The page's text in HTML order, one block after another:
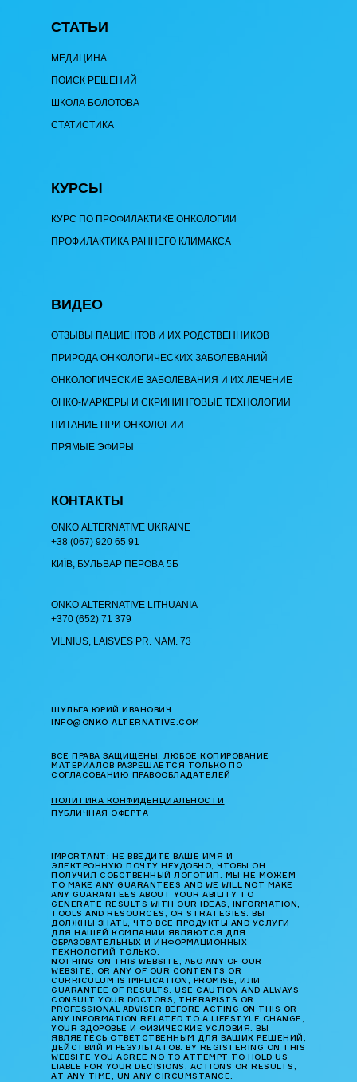
СТАТЬИ
МЕДИЦИНА
ПОИСК РЕШЕНИЙ
ШКОЛА БОЛОТОВА
СТАТИСТИКА
КУРСЫ
КУРС ПО ПРОФИЛАКТИКЕ ОНКОЛОГИИ
ПРОФИЛАКТИКА РАННЕГО КЛИМАКСА
ВИДЕО
ОТЗЫВЫ ПАЦИЕНТОВ И ИХ РОДСТВЕННИКОВ
ПРИРОДА ОНКОЛОГИЧЕСКИХ ЗАБОЛЕВАНИЙ
ОНКОЛОГИЧЕСКИЕ ЗАБОЛЕВАНИЯ И ИХ ЛЕЧЕНИЕ
ОНКО-МАРКЕРЫ И СКРИНИНГОВЫЕ ТЕХНОЛОГИИ
ПИТАНИЕ ПРИ ОНКОЛОГИИ
ПРЯМЫЕ ЭФИРЫ
КОНТАКТЫ
ОNKO АLTERNATIVE UKRAINE
+38 (067) 920 65 91
КИЇВ, БУЛЬВАР ПЕРОВА 5Б
ОNKO АLTERNATIVE LITHUANIA
+370 (652) 71 379
VILNIUS, LAISVES PR. NAM. 73
ШУЛЬГА ЮРИЙ ИВАНОВИЧ
INFO@ONKO-ALTERNATIVE.COM
ВСЕ ПРАВА ЗАЩИЩЕНЫ. ЛЮБОЕ КОПИРОВАНИЕ
МАТЕРИАЛОВ РАЗРЕШАЕТСЯ ТОЛЬКО ПО
СОГЛАСОВАНИЮ ПРАВООБЛАДАТЕЛЕЙ
ПОЛИТИКА КОНФИДЕНЦИАЛЬНОСТИ
ПУБЛИЧНАЯ ОФЕРТА
IMPORTANT: НЕ ВВЕДИТЕ ВАШЕ ИМЯ И
ЭЛЕКТРОННУЮ ПОЧТУ НЕУДОБНО, ЧТОБЫ ОН
ПОЛУЧИЛ СОБСТВЕННЫЙ ЛОГОТИП. МЫ НЕ МОЖЕМ
TO MAKE ANY GUARANTEES AND WE WILL NOT MAKE
ANY GUARANTEES ABOUT YOUR ABILITY TO
GENERATE RESULTS WITH OUR IDEAS, INFORMATION,
TOOLS AND RESOURCES, OR STRATEGIES. ВЫ
ДОЛЖНЫ ЗНАТЬ, ЧТО ВСЕ ПРОДУКТЫ AND УСЛУГИ
ДЛЯ НАШЕЙ КОМПАНИИ ЯВЛЯЮТСЯ ДЛЯ
ОБРАЗОВАТЕЛЬНЫХ И ИНФОРМАЦИОННЫХ
ТЕХНОЛОГИЙ ТОЛЬКО.
NOTHING ON THIS WEBSITE, АБО ANY OF OUR
WEBSITE, OR ANY OF OUR CONTENTS OR
CURRICULUM IS IMPLICATION, PROMISE, ИЛИ
GUARANTEE OF RESULTS. USE CAUTION AND ALWAYS
CONSULT YOUR DOCTORS, THERAPISTS OR
PROFESSIONAL ADVISER BEFORE ACTING ON THIS OR
ANY INFORMATION RELATED TO A LIFESTYLE CHANGE,
YOUR ЗДОРОВЬЕ И ФИЗИЧЕСКИЕ УСЛОВИЯ. ВЫ
ЯВЛЯЕТЕСЬ ОТВЕТСТВЕННЫМ ДЛЯ ВАШИХ РЕШЕНИЙ,
ДЕЙСТВИЙ И РЕЗУЛЬТАТОВ. BY REGISTERING ON THIS
WEBSITE YOU AGREE NO TO ATTEMPT TO HOLD US
LIABLE FOR YOUR DECISIONS, ACTIONS OR RESULTS,
AT ANY TIME, UN ANY CIRCUMSTANCE.